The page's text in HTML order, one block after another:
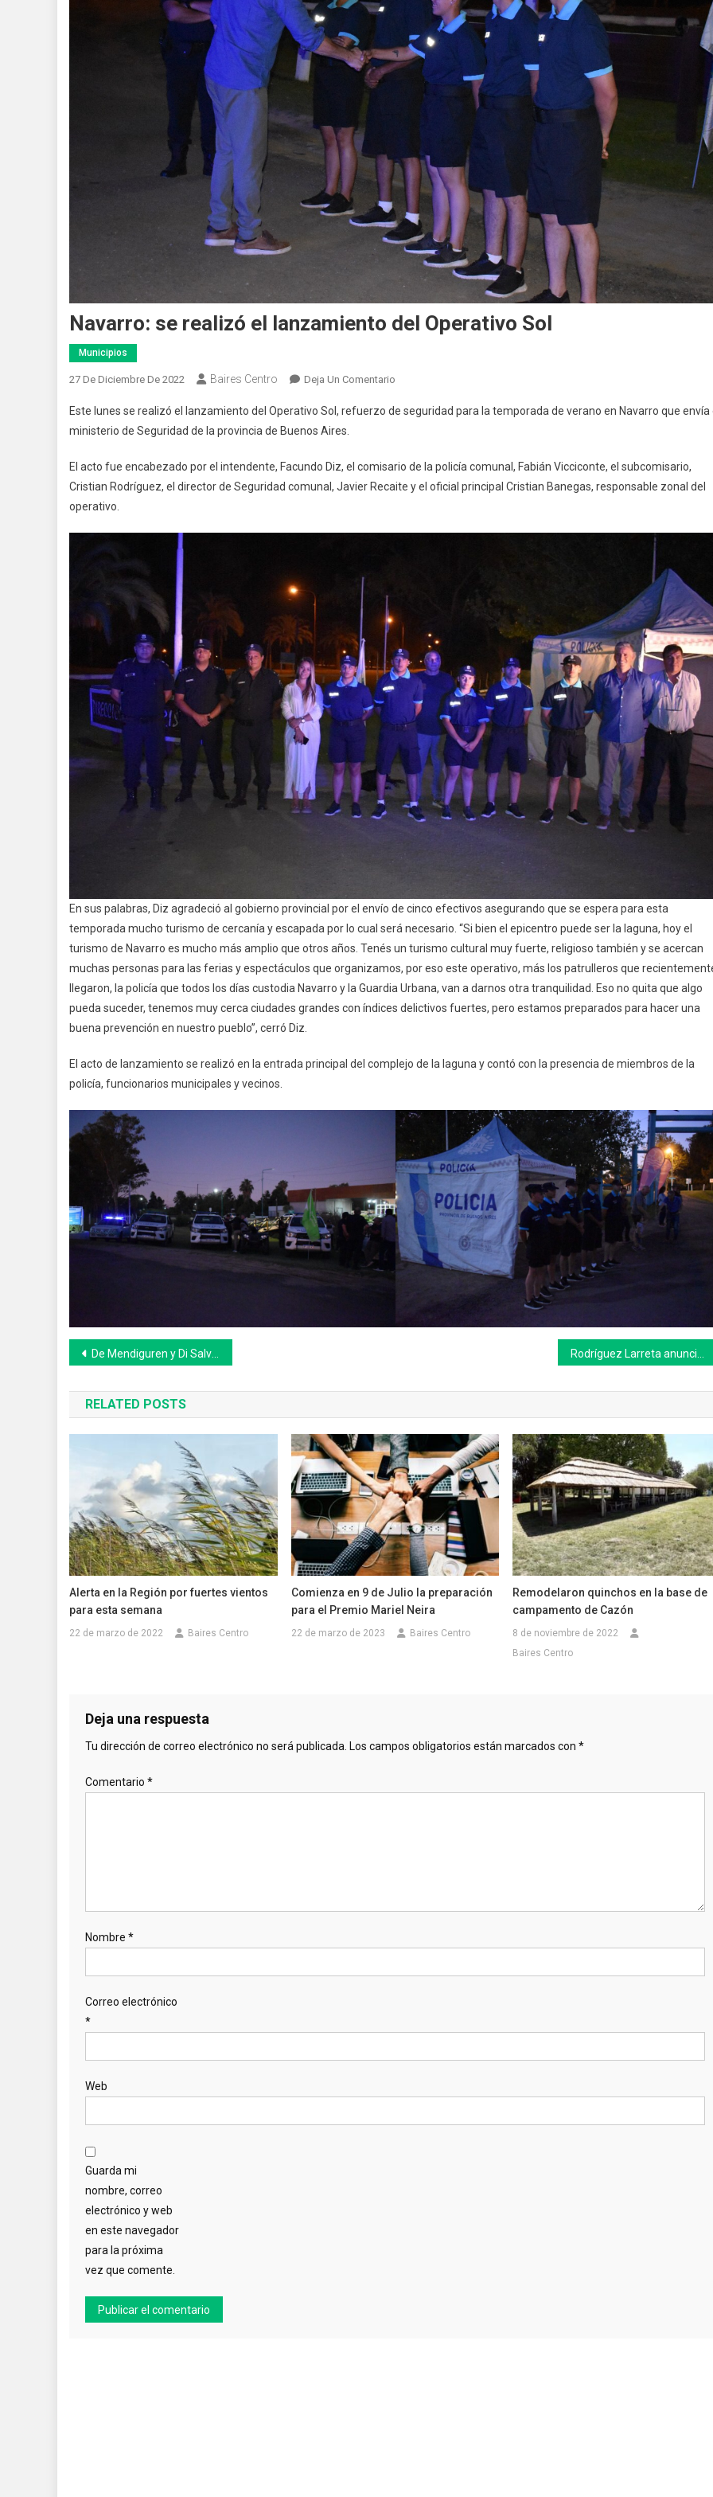
Navarro: se realizó el lanzamiento del Operativo Sol
Municipios
27 De Diciembre De 2022 Baires Centro Deja Un Comentario
Se
Lanzamiento
Del
Este lunes se realizó el lanzamiento del Operativo Sol, refuerzo de seguridad para la temporada de verano en Navarro que envía
ministerio de Seguridad de la provincia de Buenos Aires.
El acto fue encabezado por el intendente, Facundo Diz, el comisario de la policía comunal, Fabián Vicciconte, el subcomisario,
Cristian Rodríguez, el director de Seguridad comunal, Javier Recaite y el oficial principal Cristian Banegas, responsable zonal del
operativo.
En sus palabras, Diz agradeció al gobierno provincial por el envío de cinco efectivos asegurando que se espera para esta
temporada mucho turismo de cercanía y escapada por lo cual será necesario. “Si bien el epicentro puede ser la laguna, hoy el
turismo de Navarro es mucho más amplio que otros años. Tenés un turismo cultural muy fuerte, religioso también y se acercan
muchas personas para las ferias y espectáculos que organizamos, por eso este operativo, más los patrulleros que
llegaron, la policía que todos los días custodia Navarro y la Guardia Urbana, van a darnos otra tranquilidad. Eso no quita que algo
pueda suceder, tenemos muy cerca ciudades grandes con índices delictivos fuertes, pero estamos preparados para hacer una
buena prevención en nuestro pueblo”, cerró Diz.
El acto de lanzamiento se realizó en la entrada principal del complejo de la laguna y contó con la presencia de miembros de la
policía, funcionarios municipales y vecinos.
Navegación
de
entradas
De Mendiguren y Di Salvo reunidos para analizar agenda coyuntural
RELATED POSTS
Alerta en la Región por fuertes vientos
para esta semana
22 de marzo de 2022 Baires Centro
Comienza en 9 de Julio la preparación
para el Premio Mariel Neira
22 de marzo de 2023 Baires Centro
Remodelaron quinchos en la base de
campamento de Cazón
8 de noviembre de 2022
Baires Centro
Deja una respuesta
Tu dirección de correo electrónico no será publicada. Los campos obligatorios están marcados con *
Comentario *
Nombre *
Correo electrónico
*
Web
Guarda mi
nombre, correo
electrónico y web
en este navegador
para la próxima
vez que comente.